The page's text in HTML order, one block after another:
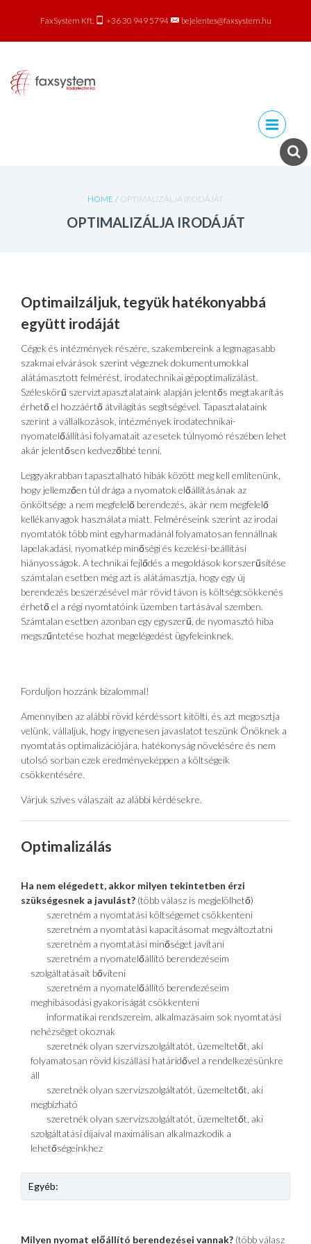
FaxSystem Kft. +36 30 949 5794 bejelentes@faxsystem.hu
Skip to
content
HOME / OPTIMALIZÁLJA IRODÁJÁT
OPTIMALIZÁLJA IRODÁJÁT
Optimailzáljuk, tegyük hatékonyabbá
együtt irodáját
Cégek és intézmények részére, szakembereink a legmagasabb
szakmai elvárások szerint végeznek dokumentumokkal
alátámasztott felmérést, irodatechnikai gépoptimalizálást.
Széleskörű szerviztapasztalataink alapján jelentős megtakarítás
érhető el hozzáértő átvilágítás segítségével. Tapasztalataink
szerint a vállalkozások, intézmények irodatechnikai-
nyomatelőállítási folyamatait az esetek túlnyomó részében lehet
akár jelentősen kedvezőbbé tenni.
Leggyakrabban tapasztalható hibák között meg kell említenünk,
hogy jellemzően túl drága a nyomatok előállításának az
önköltsége a nem megfelelő berendezés, akár nem megfelelő
kellékanyagok használata miatt. Felméréseink szerint az irodai
nyomtatók több mint egyharmadánál folyamatosan fennállnak
lapelakadási, nyomatkép minőségi és kezelési-beállítási
hiányosságok. A technikai fejlődés a megoldások korszerűsítése
számtalan esetben még azt is alátámasztja, hogy egy új
berendezés beszerzésével már rövid távon is költségcsökkenés
érhető el a régi nyomtatóink üzemben tartásával szemben.
Számtalan esetben azonban egy egyszerű, de nyomasztó hiba
megszűntetése hozhat megelégedést ügyfeleinknek.
Forduljon hozzánk bizalommal!
Amennyiben az alábbi rövid kérdéssort kitölti, és azt megosztja
velünk, vállaljuk, hogy ingyenesen javaslatot teszünk Önöknek a
nyomtatás optimalizációjára, hatékonyság növelésére és nem
utolsó sorban ezek eredményeképpen a költségeik
csökkentésére.
Várjuk szíves válaszait az alábbi kérdésekre.
Optimalizálás
Ha nem elégedett, akkor milyen tekintetben érzi
szükségesnek a javulást? (több válasz is megjelölhető)
szeretném a nyomtatási költségemet csökkenteni
szeretném a nyomtatási kapacitásomat megváltoztatni
szeretném a nyomtatási minőséget javítani
szeretném a nyomatelőállító berendezéseim
szolgáltatásait bővíteni
szeretném a nyomatelőállító berendezéseim
meghibásodási gyakoriságát csökkenteni
informatikai rendszereim, alkalmazásaim sok nyomtatási
nehézséget okoznak
szeretnék olyan szervizszolgáltatót, üzemeltetőt, aki
folyamatosan rövid kiszállási határidővel a rendelkezésünkre
áll
szeretnék olyan szervizszolgáltatót, üzemeltetőt, aki
megbízható
szeretnék olyan szervizszolgáltatót, üzemeltetőt, aki
szolgáltatási díjaival maximálisan alkalmazkodik a
lehetőségeinkhez
Milyen nyomat előállító berendezései vannak? (több válasz